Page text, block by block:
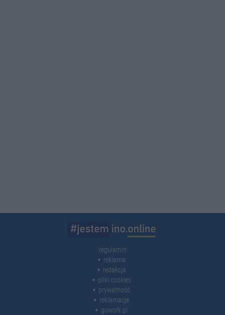
regulamin
reklama
redakcja
pliki cookies
prywatność
reklamacje
gowork.pl